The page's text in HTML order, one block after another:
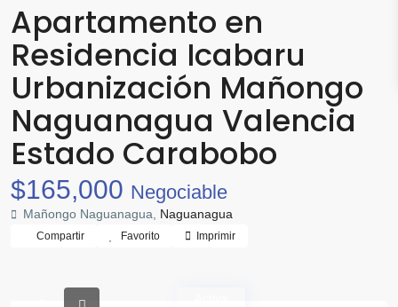
Apartamento en
Residencia Icabaru
Urbanización Mañongo
Naguanagua Valencia
Estado Carabobo
$165,000 Negociable
Mañongo Naguanagua, Naguanagua
Compartir Favorito Imprimir